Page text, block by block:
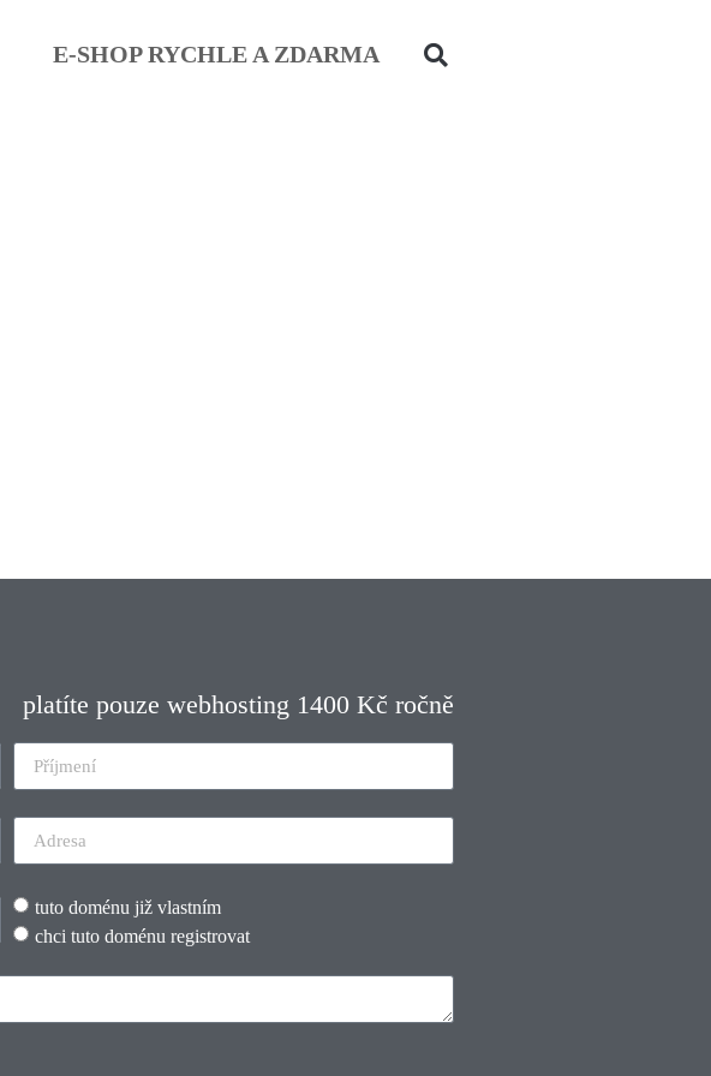
E-SHOP RYCHLE A ZDARMA
platíte pouze webhosting 1400 Kč ročně
tuto doménu již vlastním
chci tuto doménu registrovat